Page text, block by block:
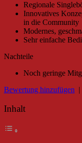
Regionale
Innovatives
in die Community
Modernes,
Sehr einfache
Nachteile
Noch geringe
Bewertung hinzufügen |
Inhalt